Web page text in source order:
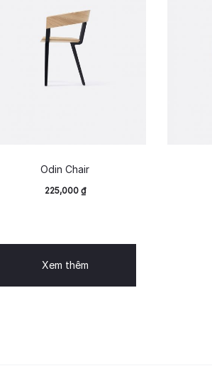
Odin Chair
225,000 ₫
Xem thêm